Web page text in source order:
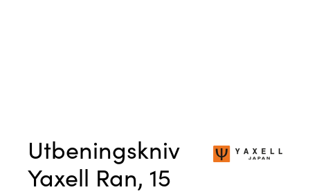
Utbeningskniv
Yaxell Ran, 15